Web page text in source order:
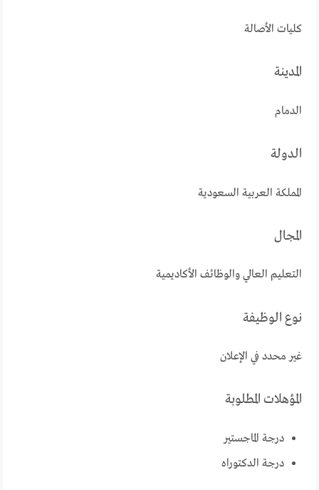
كليات الأصالة
المدينة
الدمام
الدولة
المملكة العربية السعودية
المجال
التعليم العالي والوظائف الأكاديمية
نوع الوظيفة
غير محدد في الإعلان
المؤهلات المطلوبة
درجة الماجستير
درجة الدكتوراه